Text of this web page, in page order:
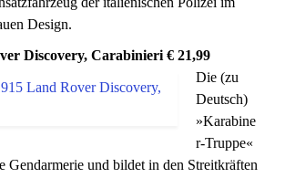
Design.
Discovery, Carabinieri € 21,99
Die (zu
Deutsch)
»Karabine
r-Truppe«
Gendarmerie und bildet in den Streitkräften